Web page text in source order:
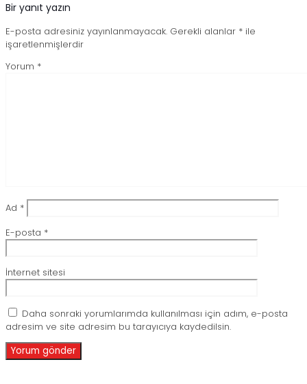
Bir yanıt yazın
E-posta adresiniz yayınlanmayacak. Gerekli alanlar * ile
işaretlenmişlerdir
Yorum *
Ad *
E-posta *
İnternet sitesi
Daha sonraki yorumlarımda kullanılması için adım, e-posta
adresim ve site adresim bu tarayıcıya kaydedilsin.